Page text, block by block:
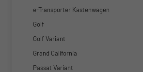
e-Transporter Kastenwagen
Golf
Golf Variant
Grand California
Passat Variant